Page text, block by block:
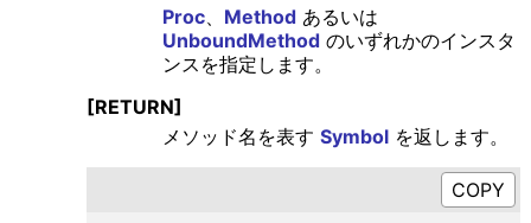
Proc、 Methodあるいは
UnboundMethodのいずれかのインスタ
ンスを指定します。
[RETURN]
メソッド名を表す Symbolを返します。